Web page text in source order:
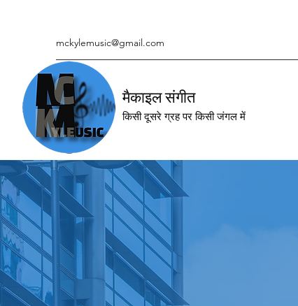
mckylemusic@gmail.com
मैकाइल संगीत
किसी दूसरे ग्रह पर किसी जंगल में